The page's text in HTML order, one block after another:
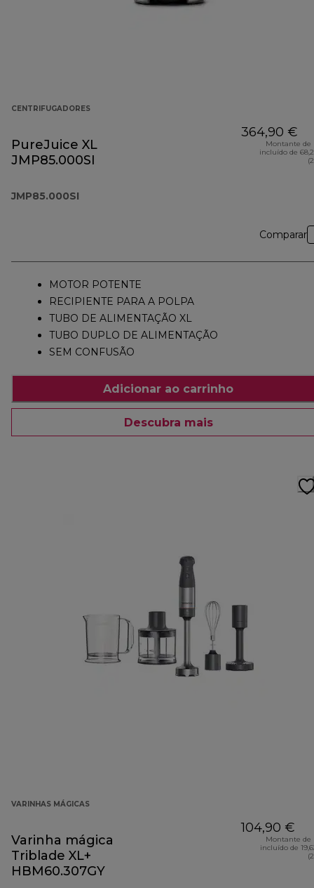
CENTRIFUGADORES
PureJuice XL
JMP85.000SI
JMP85.000SI
364,90 €
Montante de
incluído de
Comparar
MOTOR POTENTE
RECIPIENTE PARA A POLPA
TUBO DE ALIMENTAÇÃO XL
TUBO DUPLO DE ALIMENTAÇÃO
SEM CONFUSÃO
Adicionar ao carrinho
Descubra mais
VARINHAS MÁGICAS
Varinha mágica
Triblade XL+
HBM60.307GY
104,90 €
Montante de
incluído de